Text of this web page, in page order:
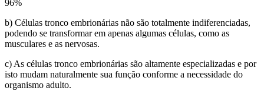
96%
b) Células tronco embrionárias não são totalmente indiferenciadas,
podendo se transformar em apenas algumas células, como as
musculares e as nervosas.
c) As células tronco embrionárias são altamente especializadas e por
isto mudam naturalmente sua função conforme a necessidade do
organismo adulto.